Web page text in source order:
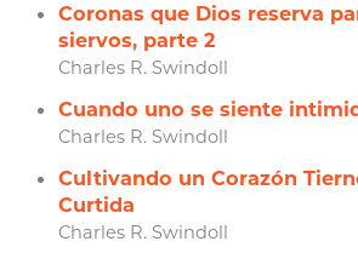
Coronas que Dios reserva
siervos, parte 2
Charles R. Swindoll
Cuando uno se siente
Charles R. Swindoll
Cultivando un Corazón
Curtida
Charles R. Swindoll